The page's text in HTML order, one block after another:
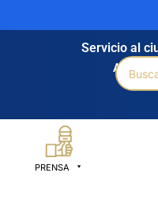
Servicio al
Buscar
por:
PRENSA